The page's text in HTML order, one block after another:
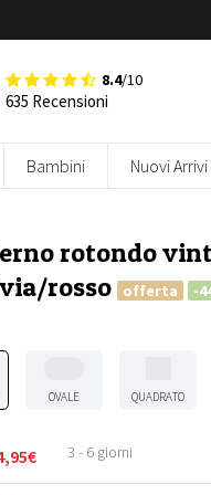
8.4/10
635 Recensioni
Bambini Nuovi Arrivi
rotondo
rosso
offerta -
OVALE QUADRATO
€ 3 - 6 giorni